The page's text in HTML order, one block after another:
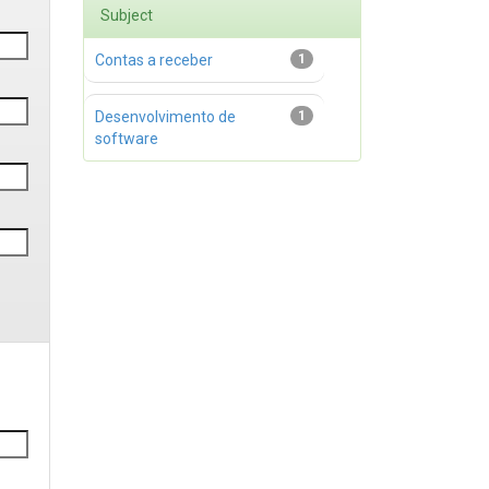
Subject
1
Contas a receber
1
Desenvolvimento de
software